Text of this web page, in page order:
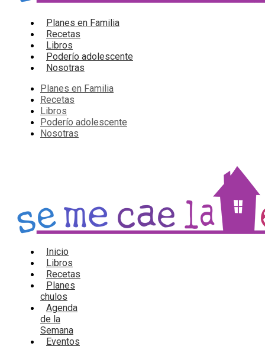
Planes en Familia
Recetas
Libros
Poderío adolescente
Nosotras
Planes en Familia
Recetas
Libros
Poderío adolescente
Nosotras
Inicio
Libros
Recetas
Planes
chulos
Agenda
de la
Semana
Eventos